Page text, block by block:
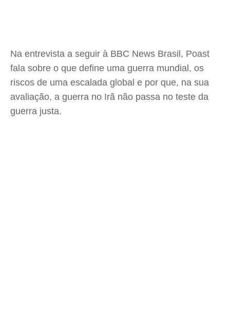
Na entrevista a seguir à BBC News Brasil, Poast
fala sobre o que define uma guerra mundial, os
riscos de uma escalada global e por que, na sua
avaliação, a guerra no Irã não passa no teste da
guerra justa.